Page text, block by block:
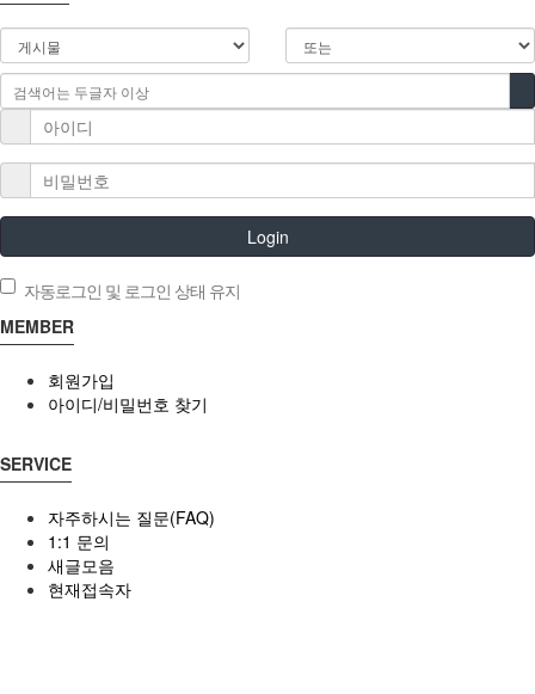
Login
자동로그인 및 로그인 상태 유지
MEMBER
회원가입
아이디/비밀번호 찾기
SERVICE
자주하시는 질문(FAQ)
1:1 문의
새글모음
현재접속자